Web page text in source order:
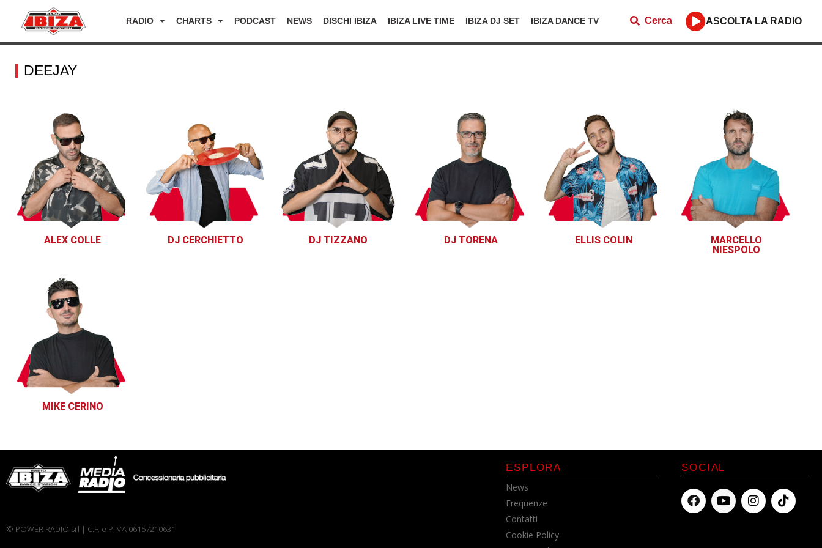
RADIO CHARTS PODCAST NEWS DISCHI IBIZA IBIZA LIVE TIME IBIZA DJ SET IBIZA DANCE TV Cerca ASCOLTA LA RADIO
DEEJAY
ALEX COLLE DJ CERCHIETTO DJ TIZZANO DJ TORENA ELLIS COLIN
MARCELLO
NIESPOLO
MIKE CERINO
© POWER RADIO srl | C.F. e P.IVA 06157210631
ESPLORA
News
Frequenze
Contatti
Cookie Policy
SOCIAL